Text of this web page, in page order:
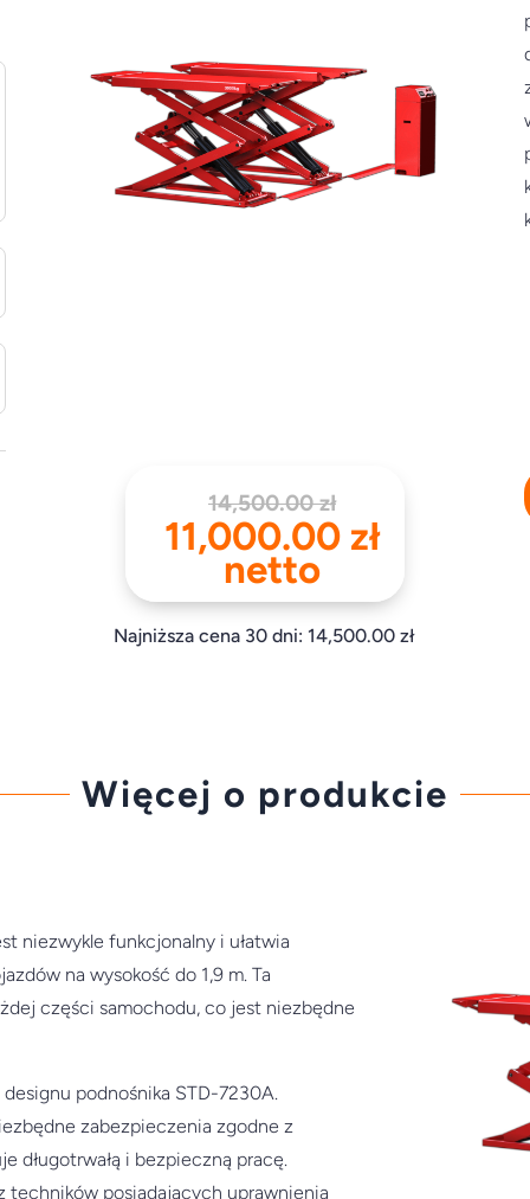
14,500.00złPierwotna
cena
wynosiła:
14,500.00
11,000.00 zł
wynosi:
netto
Najniższa cena 30 dni: 14,500.00zł
Więcej o produkcie
niezwykle funkcjonalny i ułatwia
na wysokość do 1,9 m. Ta
części samochodu, co jest niezbędne
podnośnika STD-7230A.
zabezpieczenia zgodne z
długotrwałą i bezpieczną pracę.
techników posiadających uprawnienia